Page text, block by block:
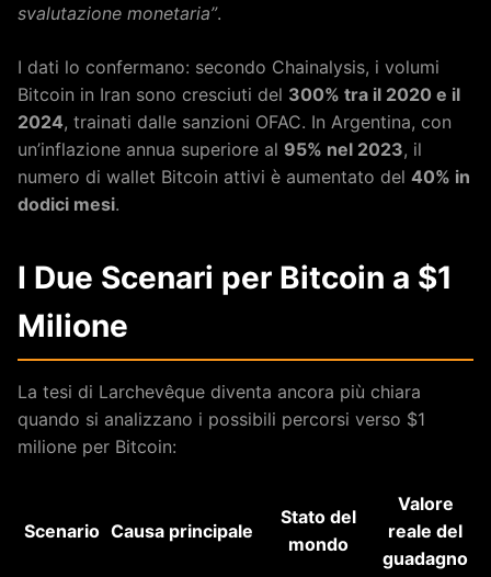
svalutazione monetaria”.
I dati lo confermano: secondo Chainalysis, i volumi
Bitcoin in Iran sono cresciuti del 300% tra il 2020 e il
2024, trainati dalle sanzioni OFAC. In Argentina, con
un’inflazione annua superiore al 95% nel 2023, il
numero di wallet Bitcoin attivi è aumentato del 40% in
dodici mesi.
I Due Scenari per Bitcoin a $1
Milione
La tesi di Larchevêque diventa ancora più chiara
quando si analizzano i possibili percorsi verso $1
milione per Bitcoin:
Scenario Causa principale
Stato del
mondo
Valore
reale del
guadagno